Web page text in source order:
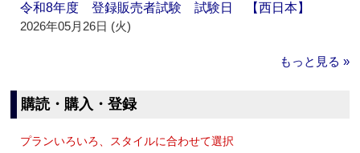
令和8年度 登録販売者試験 試験日 【西日本】
2026年05月26日 (火)
もっと見る »
購読・購入・登録
プランいろいろ、スタイルに合わせて選択